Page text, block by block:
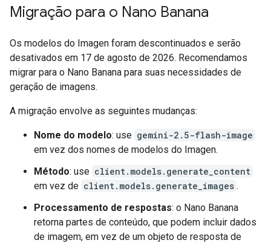
Migração para o Nano Banana
Os modelos do Imagen foram descontinuados e serão
desativados em 17 de agosto de 2026. Recomendamos
migrar para o Nano Banana para suas necessidades de
geração de imagens.
A migração envolve as seguintes mudanças:
Nome do modelo: use gemini-2.5-flash-image
em vez dos nomes de modelos do Imagen.
Método: use client.models.generate_content
em vez de client.models.generate_images .
Processamento de respostas: o Nano Banana
retorna partes de conteúdo, que podem incluir dados
de imagem, em vez de um objeto de resposta de